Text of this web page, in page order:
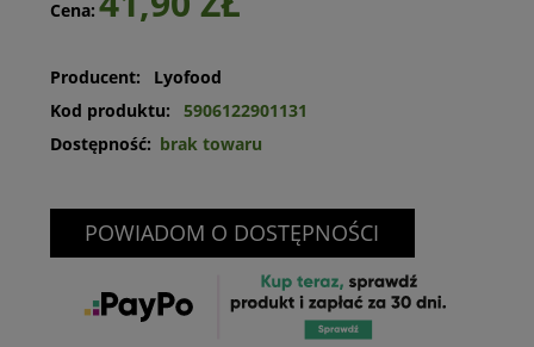
Cena:
Producent:
Lyofood
Kod produktu:
5906122901131
Dostępność: brak towaru
POWIADOM O DOSTĘPNOŚCI